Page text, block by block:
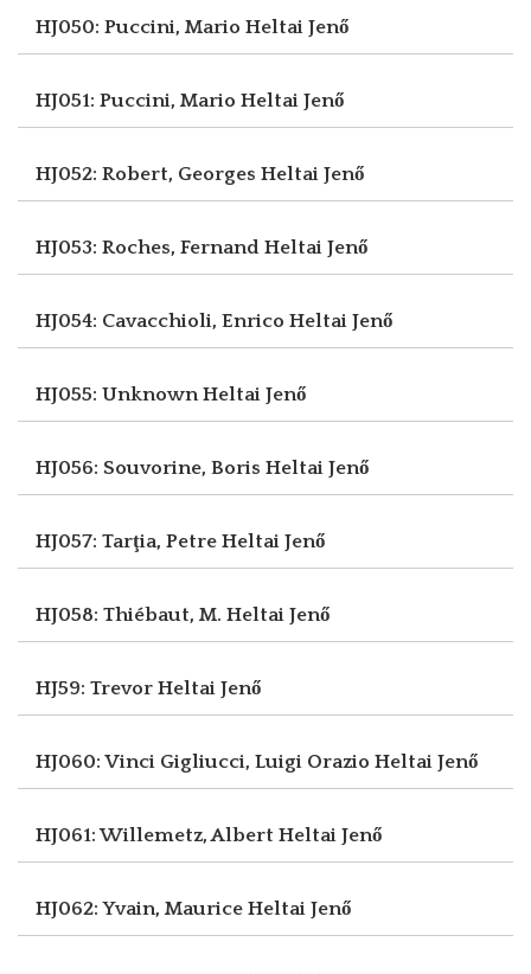
HJ050: Puccini, Mario Heltai Jenő
HJ051: Puccini, Mario Heltai Jenő
HJ052: Robert, Georges Heltai Jenő
HJ053: Roches, Fernand Heltai Jenő
HJ054: Cavacchioli, Enrico Heltai Jenő
HJ055: UnknownHeltai Jenő
HJ056: Souvorine, Boris Heltai Jenő
HJ057: Tarţia, Petre Heltai Jenő
HJ058: Thiébaut, M. Heltai Jenő
HJ59: Trevor Heltai Jenő
HJ060: Vinci Gigliucci, Luigi Orazio Heltai Jenő
HJ061: Willemetz, Albert Heltai Jenő
HJ062: Yvain, Maurice Heltai Jenő